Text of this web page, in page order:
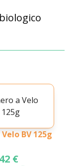
BV 125g
€